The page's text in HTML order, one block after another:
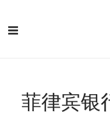
菲律宾银